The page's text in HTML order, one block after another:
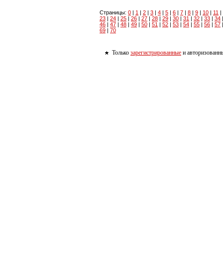
Страницы: 0 | 1 | 2 | 3 | 4 | 5 | 6 | 7 | 8 | 9 | 10 | 11 |
23 | 24 | 25 | 26 | 27 | 28 | 29 | 30 | 31 | 32 | 33 | 34
46 | 47 | 48 | 49 | 50 | 51 | 52 | 53 | 54 | 55 | 56 | 57
69 | 70
Только зарегистрированные и